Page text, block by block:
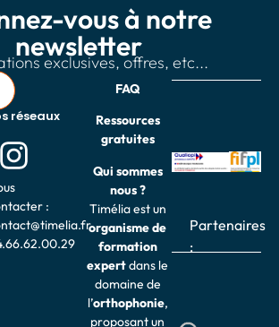
vous à notre
newsletter
exclusives, offres, etc...
réseaux
:
FAQ
Ressources
gratuites
Qui sommes
nous ?
Timélia est un
organisme de
formation
expertdans le
domaine de
l’orthophonie,
proposant un
Partenaires
: